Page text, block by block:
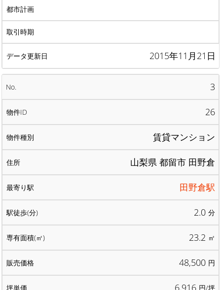
2015年11月21日
3
26
賃貸マンション
山梨県 都留市 田野倉
田野倉駅
2.0 分
23.2 ㎡
48,500 円
円/坪